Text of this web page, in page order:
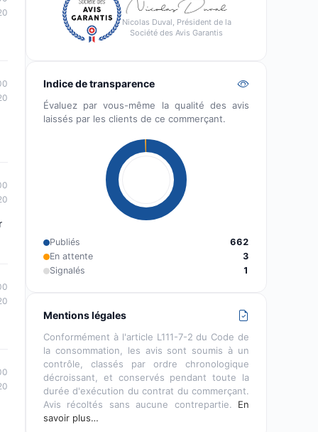
Nicolas Duval, Président de la
Société des Avis Garantis
Indice de transparence
Évaluez par vous-même la qualité des avis
laissés par les clients de ce commerçant.
Publiés
662
En attente
3
Signalés
1
Mentions légales
Conformément à l'article L111-7-2 du Code de
la consommation, les avis sont soumis à un
contrôle, classés par ordre chronologique
décroissant, et conservés pendant toute la
durée d'exécution du contrat du commerçant.
Avis récoltés sans aucune contrepartie. En
savoir plus…